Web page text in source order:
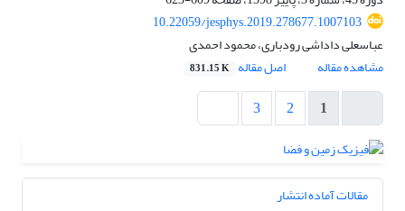
10.22059/jesphys.2019.278677.1007103
عباسعلی داداشی رودباری، محمود احمدی
مشاهده مقاله
اصل مقاله 831.15 K
1
2
3
مقالات آماده انتشار